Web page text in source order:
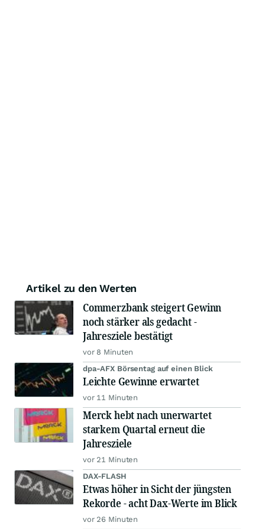
Artikel zu den Werten
Commerzbank steigert Gewinn
noch stärker als gedacht -
Jahresziele bestätigt
vor 8 Minuten
dpa-AFX Börsentag auf einen Blick
Leichte Gewinne erwartet
vor 11 Minuten
Merck hebt nach unerwartet
starkem Quartal erneut die
Jahresziele
vor 21 Minuten
DAX-FLASH
Etwas höher in Sicht der jüngsten
Rekorde - acht Dax-Werte im Blick
vor 26 Minuten